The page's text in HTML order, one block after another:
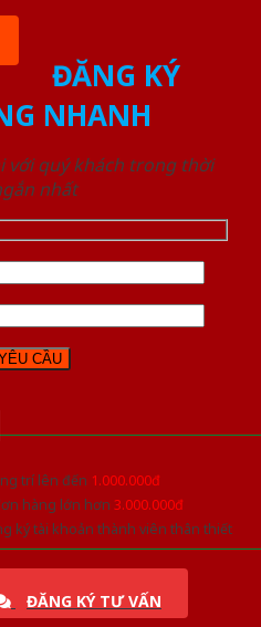
ĐĂNG KÝ
NHANH
với quý khách trong thời
nhất
trí lên đến 1.000.000đ
hàng lớn hơn 3.000.000đ
ký tài khoản thành viên thân thiết
ĐĂNG KÝ TƯ VẤN